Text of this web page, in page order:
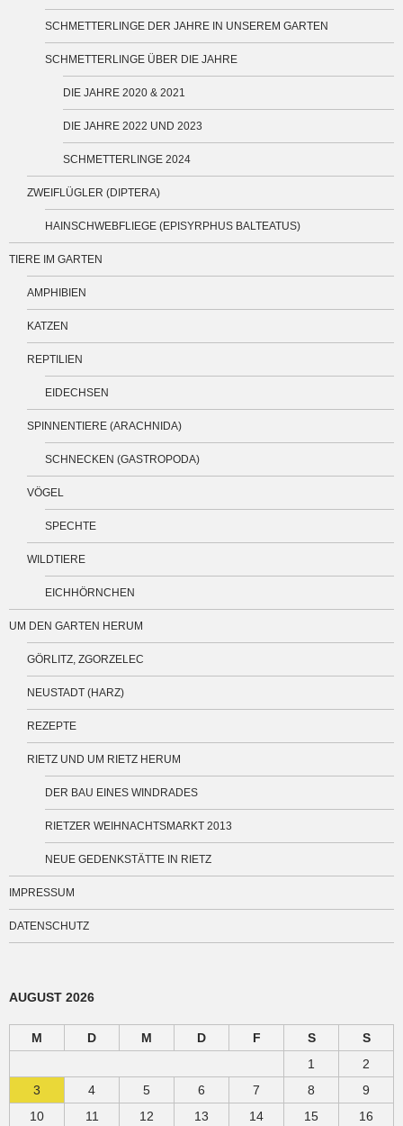
SCHMETTERLINGE DER JAHRE IN UNSEREM GARTEN
SCHMETTERLINGE ÜBER DIE JAHRE
DIE JAHRE 2020 & 2021
DIE JAHRE 2022 UND 2023
SCHMETTERLINGE 2024
ZWEIFLÜGLER (DIPTERA)
HAINSCHWEBFLIEGE (EPISYRPHUS BALTEATUS)
TIERE IM GARTEN
AMPHIBIEN
KATZEN
REPTILIEN
EIDECHSEN
SPINNENTIERE (ARACHNIDA)
SCHNECKEN (GASTROPODA)
VÖGEL
SPECHTE
WILDTIERE
EICHHÖRNCHEN
UM DEN GARTEN HERUM
GÖRLITZ, ZGORZELEC
NEUSTADT (HARZ)
REZEPTE
RIETZ UND UM RIETZ HERUM
DER BAU EINES WINDRADES
RIETZER WEIHNACHTSMARKT 2013
NEUE GEDENKSTÄTTE IN RIETZ
IMPRESSUM
DATENSCHUTZ
AUGUST 2026
M D M D F S
S
1
2
3
4 5 6 7 8
9
10
11 12 13 14 15
16